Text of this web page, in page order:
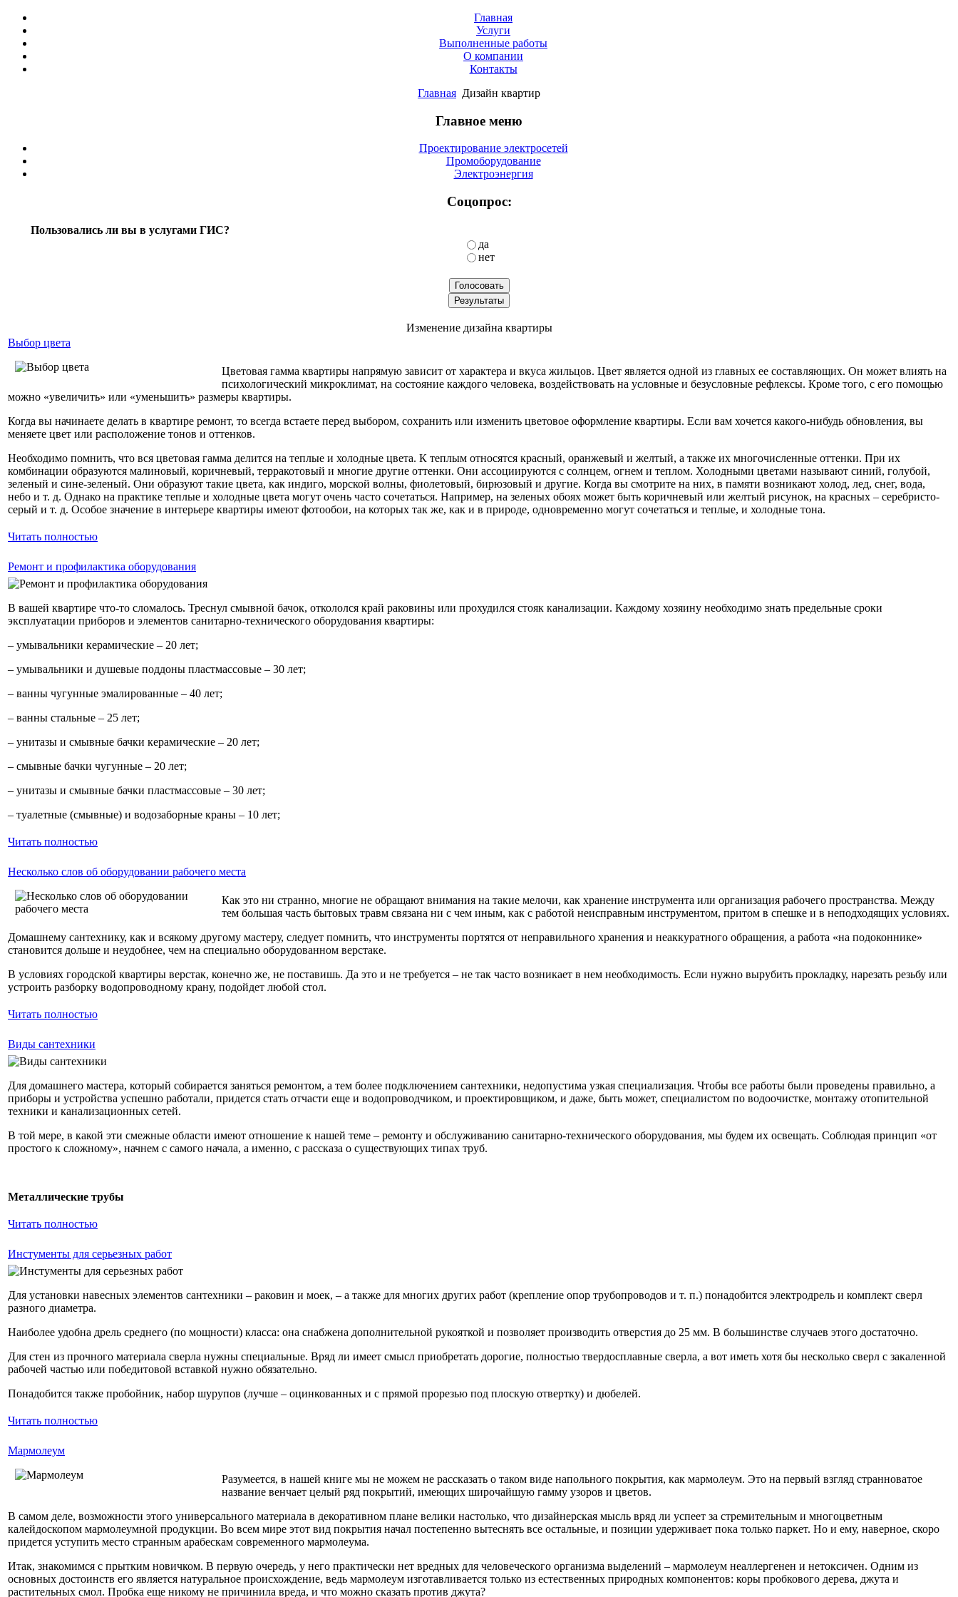
Главная
Услуги
Выполненные работы
О компании
Контакты
Главная Дизайн квартир
Главное меню
Проектирование электросетей
Промоборудование
Электроэнергия
Соцопрос:
Пользовались ли вы в услугами ГИС?
да
нет
Изменение дизайна квартиры
Выбор цвета
Цветовая гамма квартиры напрямую зависит от характера и вкуса жильцов. Цвет является одной из главных ее составляющих. Он может влиять на
психологический микроклимат, на состояние каждого человека, воздействовать на условные и безусловные рефлексы. Кроме того, с его помощью
можно «увеличить» или «уменьшить» размеры квартиры.
Когда вы начинаете делать в квартире ремонт, то всегда встаете перед выбором, сохранить или изменить цветовое оформление квартиры. Если вам хочется какого-нибудь обновления, вы
меняете цвет или расположение тонов и оттенков.
Необходимо помнить, что вся цветовая гамма делится на теплые и холодные цвета. К теплым относятся красный, оранжевый и желтый, а также их многочисленные оттенки. При их
комбинации образуются малиновый, коричневый, терракотовый и многие другие оттенки. Они ассоциируются с солнцем, огнем и теплом. Холодными цветами называют синий, голубой,
зеленый и сине-зеленый. Они образуют такие цвета, как индиго, морской волны, фиолетовый, бирюзовый и другие. Когда вы смотрите на них, в памяти возникают холод, лед, снег, вода,
небо и т. д. Однако на практике теплые и холодные цвета могут очень часто сочетаться. Например, на зеленых обоях может быть коричневый или желтый рисунок, на красных – серебристо-
серый и т. д. Особое значение в интерьере квартиры имеют фотообои, на которых так же, как и в природе, одновременно могут сочетаться и теплые, и холодные тона.
Читать полностью
Ремонт и профилактика оборудования
В вашей квартире что-то сломалось. Треснул смывной бачок, откололся край раковины или прохудился стояк канализации. Каждому хозяину необходимо знать предельные сроки
эксплуатации приборов и элементов санитарно-технического оборудования квартиры:
– умывальники керамические – 20 лет;
– умывальники и душевые поддоны пластмассовые – 30 лет;
– ванны чугунные эмалированные – 40 лет;
– ванны стальные – 25 лет;
– унитазы и смывные бачки керамические – 20 лет;
– смывные бачки чугунные – 20 лет;
– унитазы и смывные бачки пластмассовые – 30 лет;
– туалетные (смывные) и водозаборные краны – 10 лет;
Читать полностью
Несколько слов об оборудовании рабочего места
Как это ни странно, многие не обращают внимания на такие мелочи, как хранение инструмента или организация рабочего пространства. Между
тем большая часть бытовых травм связана ни с чем иным, как с работой неисправным инструментом, притом в спешке и в неподходящих условиях.
Домашнему сантехнику, как и всякому другому мастеру, следует помнить, что инструменты портятся от неправильного хранения и неаккуратного обращения, а работа «на подоконнике»
становится дольше и неудобнее, чем на специально оборудованном верстаке.
В условиях городской квартиры верстак, конечно же, не поставишь. Да это и не требуется – не так часто возникает в нем необходимость. Если нужно вырубить прокладку, нарезать резьбу или
устроить разборку водопроводному крану, подойдет любой стол.
Читать полностью
Виды сантехники
Для домашнего мастера, который собирается заняться ремонтом, а тем более подключением сантехники, недопустима узкая специализация. Чтобы все работы были проведены правильно, а
приборы и устройства успешно работали, придется стать отчасти еще и водопроводчиком, и проектировщиком, и даже, быть может, специалистом по водоочистке, монтажу отопительной
техники и канализационных сетей.
В той мере, в какой эти смежные области имеют отношение к нашей теме – ремонту и обслуживанию санитарно-технического оборудования, мы будем их освещать. Соблюдая принцип «от
простого к сложному», начнем с самого начала, а именно, с рассказа о существующих типах труб.
Металлические трубы
Читать полностью
Инстументы для серьезных работ
Для установки навесных элементов сантехники – раковин и моек, – а также для многих других работ (крепление опор трубопроводов и т. п.) понадобится электродрель и комплект сверл
разного диаметра.
Наиболее удобна дрель среднего (по мощности) класса: она снабжена дополнительной рукояткой и позволяет производить отверстия до 25 мм. В большинстве случаев этого достаточно.
Для стен из прочного материала сверла нужны специальные. Вряд ли имеет смысл приобретать дорогие, полностью твердосплавные сверла, а вот иметь хотя бы несколько сверл с закаленной
рабочей частью или победитовой вставкой нужно обязательно.
Понадобится также пробойник, набор шурупов (лучше – оцинкованных и с прямой прорезью под плоскую отвертку) и дюбелей.
Читать полностью
Мармолеум
Разумеется, в нашей книге мы не можем не рассказать о таком виде напольного покрытия, как мармолеум. Это на первый взгляд странноватое
название венчает целый ряд покрытий, имеющих широчайшую гамму узоров и цветов.
В самом деле, возможности этого универсального материала в декоративном плане велики настолько, что дизайнерская мысль вряд ли успеет за стремительным и многоцветным
калейдоскопом мармолеумной продукции. Во всем мире этот вид покрытия начал постепенно вытеснять все остальные, и позиции удерживает пока только паркет. Но и ему, наверное, скоро
придется уступить место странным арабескам современного мармолеума.
Итак, знакомимся с прытким новичком. В первую очередь, у него практически нет вредных для человеческого организма выделений – мармолеум неаллергенен и нетоксичен. Одним из
основных достоинств его является натуральное происхождение, ведь мармолеум изготавливается только из естественных природных компонентов: коры пробкового дерева, джута и
растительных смол. Пробка еще никому не причинила вреда, и что можно сказать против джута?